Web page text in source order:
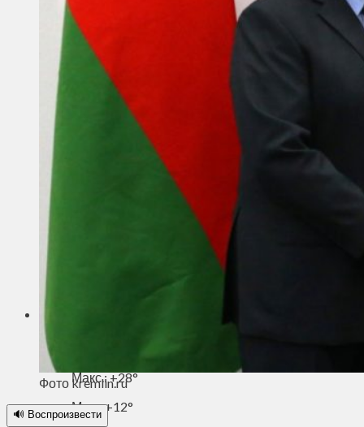
Туризм
ЛК рекомендует
Сеньорам
Образование
Здравоохранение
Экология
Происшествия
Приграничье
Духовное пространство
Макс.:+28°
Мин.:+12°
Фото kremlin.ru
🔊 Воспроизвести